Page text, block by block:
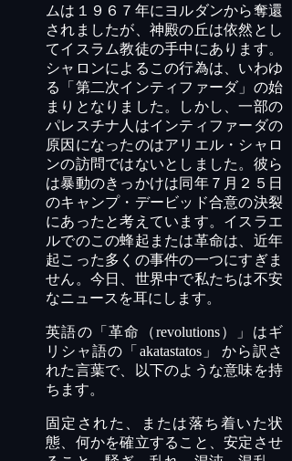
ムは１９６７年にヨルダンから奪還
されましたが、神殿の丘は依然とし
てイスラム教徒の手中にありま す。
シャロンによるこの行為は、いわゆ
る「第二次インティファーダ」の始
まりとなりました。しかし、一部の
パレスチナ人はインティファーダの
原因になったのはアリエル・シャロ
ンの訪問ではないとしました。彼ら
は暴動のきっかけは同年７月２５日
のキャンプ・デービッド合意の決裂
にあったと考えています。イスラエ
ルでのこの蜂起または革命は、近年
起こった多くの事件の一つにすぎま
せん。 今日、 世界中で私たちは不安
なニュースを耳にします。
英語の「革命（revolutions）」はギ
リシャ語の 「 akatastatos」
から訳さ
れた言葉で、以下のような意味を持
ちます。
固定された、または落ち着いた状
態、何かを確立すること、安定させ